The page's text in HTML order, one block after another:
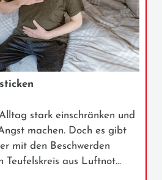
stark einschränken und
machen. Doch es gibt
mit den Beschwerden
Teufelskreis aus Luftnot…